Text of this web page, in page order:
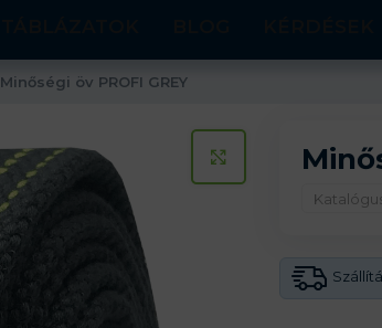
Minőségi öv PROFI GREY
KATTINTS A